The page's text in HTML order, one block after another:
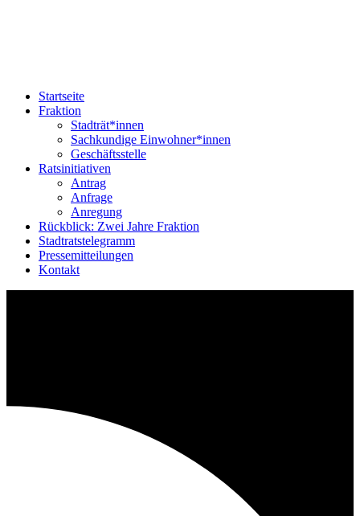
Startseite
Fraktion
Stadträt*innen
Sachkundige Einwohner*innen
Geschäftsstelle
Ratsinitiativen
Antrag
Anfrage
Anregung
Rückblick: Zwei Jahre Fraktion
Stadtratstelegramm
Pressemitteilungen
Kontakt